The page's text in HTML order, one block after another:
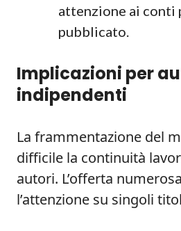
attenzione ai conti
pubblicato.
Implicazioni per
indipendenti
La frammentazione del
difficile la continuità
autori. L’offerta
l’attenzione su singoli